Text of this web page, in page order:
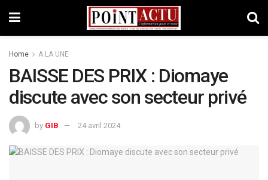
Home A LA UNE
BAISSE DES PRIX : Diomaye
discute avec son secteur privé
by GIB 24 avril 2024